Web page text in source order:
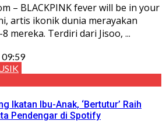
– BLACKPINK fever will be in your
artis ikonik dunia merayakan
mereka. Terdiri dari Jisoo, ...
09:59
Ikatan Ibu-Anak, ‘Bertutur’ Raih
Pendengar di Spotify